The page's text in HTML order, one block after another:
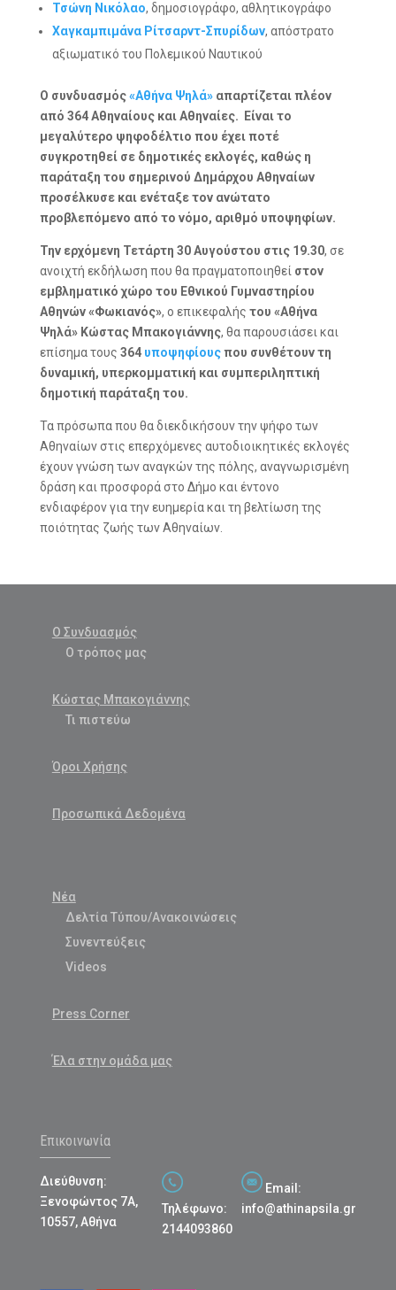
Τσώνη Νικόλαο, δημοσιογράφο, αθλητικογράφο
Χαγκαμπιμάνα Ρίτσαρντ-Σπυρίδων, απόστρατο
αξιωματικό του Πολεμικού Ναυτικού
Ο συνδυασμός«Αθήνα Ψηλά»απαρτίζεται πλέον
από 364 Αθηναίους και Αθηναίες. Είναι το
μεγαλύτερο ψηφοδέλτιο που έχει ποτέ
συγκροτηθεί σε δημοτικές εκλογές, καθώς η
παράταξη του σημερινού Δημάρχου Αθηναίων
προσέλκυσε και ενέταξε τον ανώτατο
προβλεπόμενο από το νόμο, αριθμό υποψηφίων.
Την ερχόμενη Τετάρτη 30 Αυγούστου στις 19.30, σε
ανοιχτή εκδήλωση που θα πραγματοποιηθεί στον
εμβληματικό χώρο του Εθνικού Γυμναστηρίου
Αθηνών «Φωκιανός», ο επικεφαλής του «Αθήνα
Ψηλά» Κώστας Μπακογιάννης, θα παρουσιάσει και
επίσημα τους 364 υποψηφίουςπου συνθέτουν τη
δυναμική, υπερκομματική και συμπεριληπτική
δημοτική παράταξη του.
Τα πρόσωπα που θα διεκδικήσουν την ψήφο των
Αθηναίων στις επερχόμενες αυτοδιοικητικές εκλογές
έχουν γνώση των αναγκών της πόλης, αναγνωρισμένη
δράση και προσφορά στο Δήμο και έντονο
ενδιαφέρον για την ευημερία και τη βελτίωση της
ποιότητας ζωής των Αθηναίων.
Ο Συνδυασμός
Ο τρόπος μας
Κώστας Μπακογιάννης
Τι πιστεύω
Όροι Χρήσης
Προσωπικά Δεδομένα
Νέα
Δελτία Τύπου/Ανακοινώσεις
Συνεντεύξεις
Videos
Press Corner
Έλα στην ομάδα μας
Επικοινωνία
Διεύθυνση:
Ξενοφώντος 7Α,
10557, Αθήνα
Τηλέφωνο:
2144093860
Email:
info@athinapsila.gr